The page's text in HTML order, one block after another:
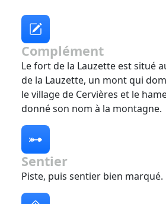
Complément
Le fort de la Lauzette est situé
de la Lauzette, un mont qui
le village de Cervières et le
donné son nom à la montagne.
Sentier
Piste, puis sentier bien marqué.